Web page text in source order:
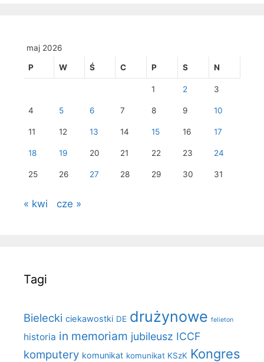
maj 2026
P W Ś C P S N
1 2 3
4 5 6 7 8 9 10
11 12 13 14 15 16 17
18 19 20 21 22 23 24
25 26 27 28 29 30 31
« kwi cze »
Tagi
Bielecki ciekawostki DE drużynowe felieton
historia in memoriam jubileusz ICCF
komputery komunikat komunikat KSzK Kongres